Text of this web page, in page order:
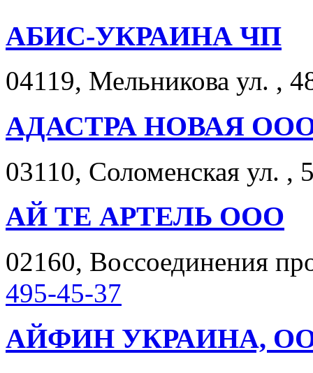
АБИС-УКРАИНА ЧП
04119, Мельникова ул. ,
АДАСТРА НОВАЯ
03110, Соломенская ул. ,
АЙ ТЕ АРТЕЛЬ ООО
02160, Воссоединения
495-45-37
АЙФИН УКРАИНА,